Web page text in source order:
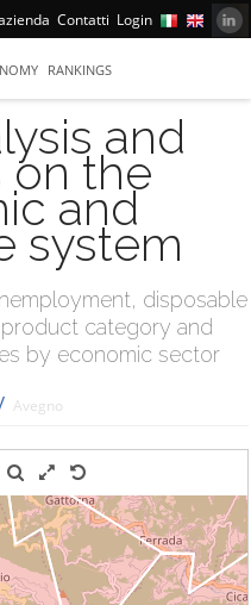
Contatti Login
RANKINGS
and
on the
and
system
disposable
category and
by economic sector
Avegno